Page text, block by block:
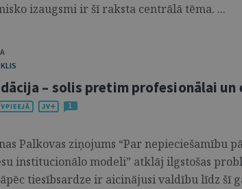
izaugsmi ir šī raksta centrālā tēma. ...
– solis pretim profesionālai un
1
Palkovas ziņojums “Par nepieciešamību
institucionālo modeli” atklāj ilgstošas
tiesībsardze ir aicinājusi valdību līdz šī